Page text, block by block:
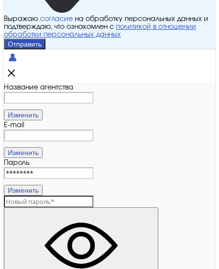
Выражаю согласие на обработку персональных данных и
подтверждаю, что ознакомлен с политикой в отношении
обработки персональных данных
Отправить
Название агентства
Изменить
E-mail
Изменить
Пароль
Изменить